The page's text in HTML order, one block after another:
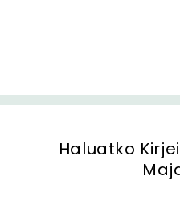
Haluatko